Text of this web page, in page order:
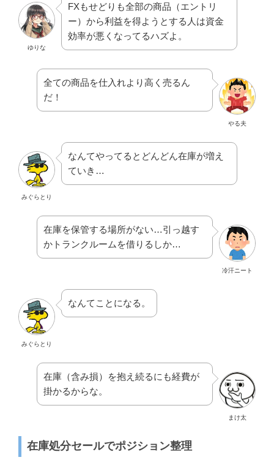
ゆりな
FXもせどりも全部の商品（エントリ
ー）から利益を得ようとする人は資金
効率が悪くなってるハズよ。
やる夫
全ての商品を仕入れより高く売るん
だ！
みぐらとり
なんてやってるとどんどん在庫が増え
ていき…
冷汗ニート
在庫を保管する場所がない…引っ越す
かトランクルームを借りるしか…
みぐらとり
なんてことになる。
まけ太
在庫（含み損）を抱え続るにも経費が
掛かるからな。
在庫処分セールでポジション整理